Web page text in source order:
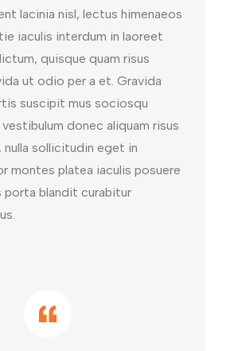
lacinia nisl, lectus himenaeos
iaculis interdum in laoreet
quisque quam risus
ut odio per a et. Gravida
suscipit mus sociosqu
donec aliquam risus
nulla sollicitudin eget in
montes platea iaculis posuere
porta blandit curabitur